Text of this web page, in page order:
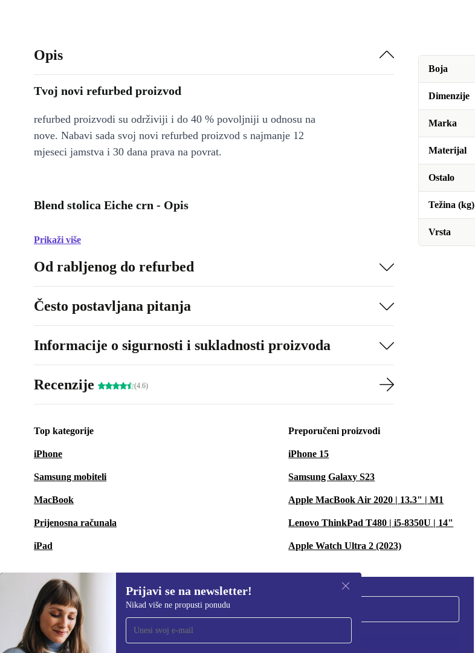
Boja
Dimenzije
Marka
Materijal
Ostalo
Težina (kg)
Vrsta
Opis
Tvoj novi refurbed proizvod
refurbed proizvodi su održiviji i do 40 % povoljniji u odnosu na
nove. Nabavi sada svoj novi refurbed proizvod s najmanje 12
mjeseci jamstva i 30 dana prava na povrat.
Blend stolica Eiche crn - Opis
Prikaži više
Od rabljenog do refurbed
Često postavljana pitanja
Informacije o sigurnosti i sukladnosti proizvoda
Recenzije (4.6)
Top kategorije
iPhone
Samsung mobiteli
MacBook
Prijenosna računala
iPad
Preporučeni proizvodi
iPhone 15
Samsung Galaxy S23
Apple MacBook Air 2020 | 13.3" | M1
Lenovo ThinkPad T480 | i5-8350U | 14"
Apple Watch Ultra 2 (2023)
Prijavi se na newsletter!
Nikad više ne propusti ponudu
Prijavi se na newsletter!
Nikad više ne propusti ponudu. Zatraži kupon